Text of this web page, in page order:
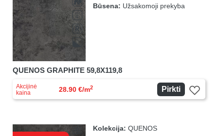
Būsena: Užsakomoji prekyba
QUENOS GRAPHITE 59,8X119,8
Akcijinė
kaina
28.90 €/m2 Pirkti
Kolekcija: QUENOS